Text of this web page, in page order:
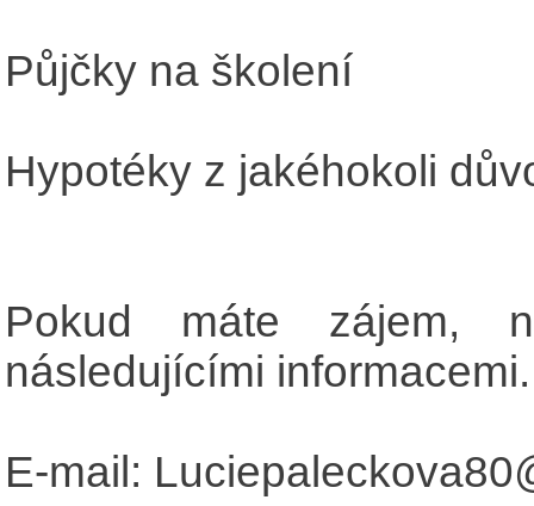
Půjčky na školení
Hypotéky z jakéhokoli
Pokud máte zájem,
následujícími informacemi.
E-mail: